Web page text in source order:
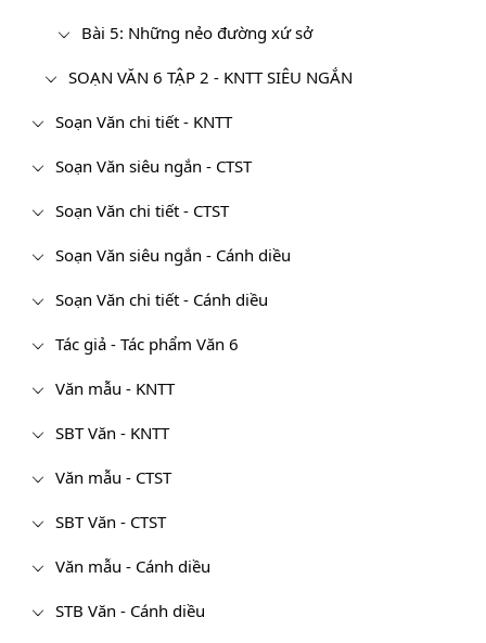
Bài 5: Những nẻo đường xứ sở
SOẠN VĂN 6 TẬP 2 - KNTT SIÊU NGẮN
Soạn Văn chi tiết - KNTT
Soạn Văn siêu ngắn - CTST
Soạn Văn chi tiết - CTST
Soạn Văn siêu ngắn - Cánh diều
Soạn Văn chi tiết - Cánh diều
Tác giả - Tác phẩm Văn 6
Văn mẫu - KNTT
SBT Văn - KNTT
Văn mẫu - CTST
SBT Văn - CTST
Văn mẫu - Cánh diều
STB Văn - Cánh diều